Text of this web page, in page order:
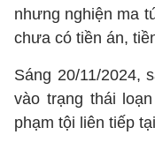
nhưng nghiện ma
chưa có tiền án,
Sáng 20/11/2024,
vào trạng thái
phạm tội liên tiếp